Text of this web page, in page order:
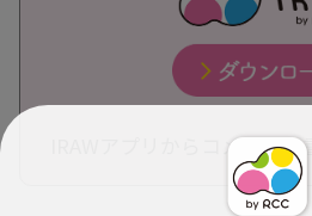
IRAWアプリからコメントを